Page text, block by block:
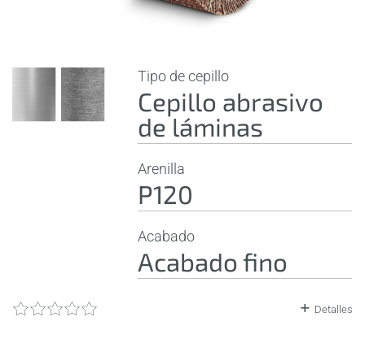
Tipo de cepillo
Cepillo abrasivo
de láminas
Arenilla
P120
Acabado
Acabado fino
Detalles